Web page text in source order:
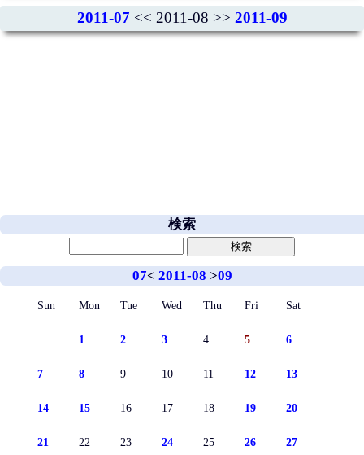
2011-07 << 2011-08 >> 2011-09
検索
07< 2011-08 >09
Sun Mon Tue Wed Thu Fri Sat
1 2 3 4 5 6
7 8 9 10 11 12 13
14 15 16 17 18 19 20
21 22 23 24 25 26 27